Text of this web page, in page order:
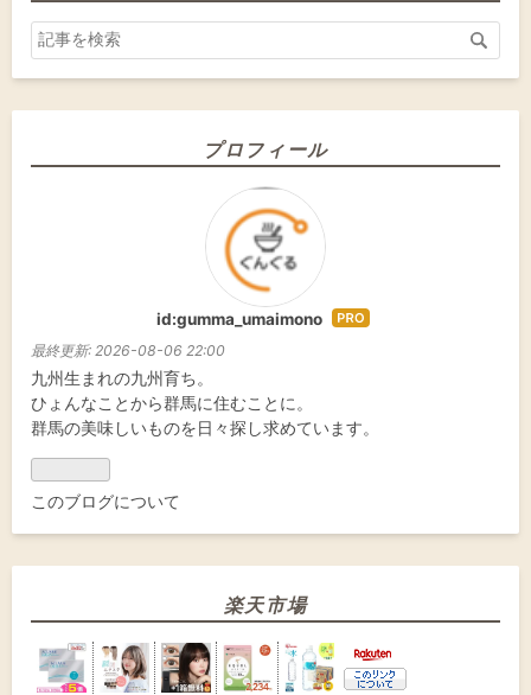
プロフィール
id:gumma_umaimono
はて
最終更新: 2026-08-06 22:00
九州生まれの九州育ち。
ひょんなことから群馬に住むことに。
群馬の美味しいものを日々探し求めています。
このブログについて
楽天市場